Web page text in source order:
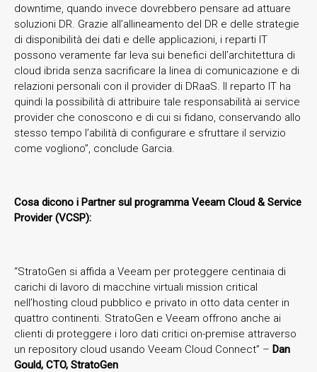
downtime, quando invece dovrebbero pensare ad attuare
soluzioni DR. Grazie all’allineamento del DR e delle strategie
di disponibilità dei dati e delle applicazioni, i reparti IT
possono veramente far leva sui benefici dell’architettura di
cloud ibrida senza sacrificare la linea di comunicazione e di
relazioni personali con il provider di DRaaS. Il reparto IT ha
quindi la possibilità di attribuire tale responsabilità ai service
provider che conoscono e di cui si fidano, conservando allo
stesso tempo l’abilità di configurare e sfruttare il servizio
come vogliono”, conclude Garcia.
Cosa dicono i Partner sul programma Veeam Cloud & Service
Provider (VCSP):
“StratoGen si affida a Veeam per proteggere centinaia di
carichi di lavoro di macchine virtuali mission critical
nell’hosting cloud pubblico e privato in otto data center in
quattro continenti. StratoGen e Veeam offrono anche ai
clienti di proteggere i loro dati critici on-premise attraverso
un repository cloud usando Veeam Cloud Connect” – Dan
Gould, CTO, StratoGen